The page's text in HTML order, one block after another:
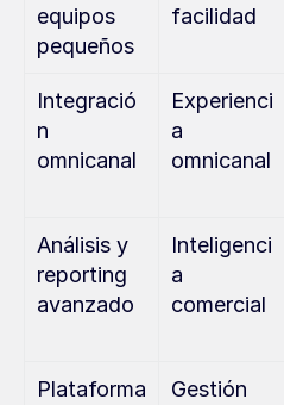
equipos
pequeños
facilidad
Integració
n
omnicanal
Experienci
a
omnicanal
Análisis y
reporting
avanzado
Inteligenci
a
comercial
Plataforma
Gestión